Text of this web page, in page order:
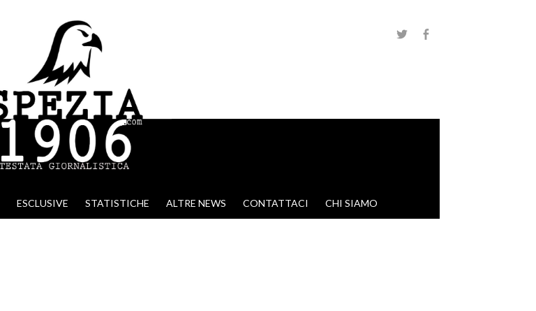
ESCLUSIVE STATISTICHE ALTRE NEWS CONTATTACI CHI SIAMO